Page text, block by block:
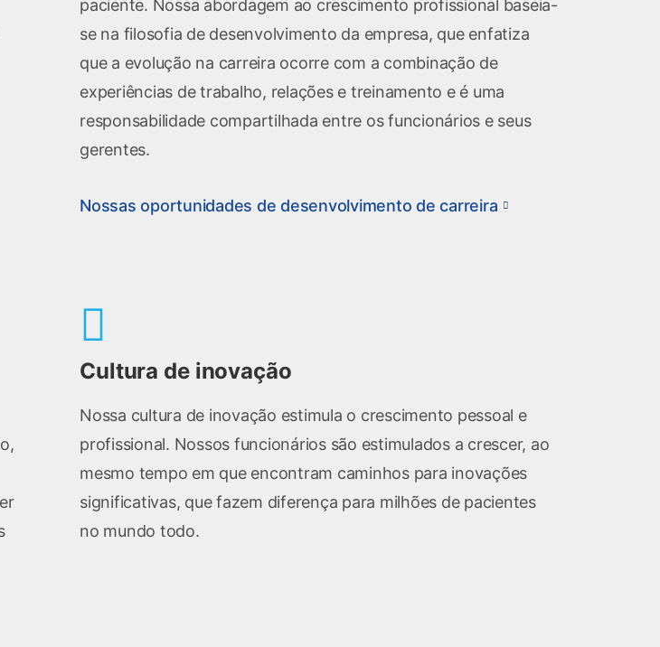
paciente. Nossa abordagem ao crescimento profissional baseia-
se na filosofia de desenvolvimento da empresa, que enfatiza
que a evolução na carreira ocorre com a combinação de
experiências de trabalho, relações e treinamento e é uma
responsabilidade compartilhada entre os funcionários e seus
gerentes.
Nossas oportunidades de desenvolvimento de carreira
Cultura de inovação
Nossa cultura de inovação estimula o crescimento pessoal e
profissional. Nossos funcionários são estimulados a crescer, ao
mesmo tempo em que encontram caminhos para inovações
significativas, que fazem diferença para milhões de pacientes
no mundo todo.